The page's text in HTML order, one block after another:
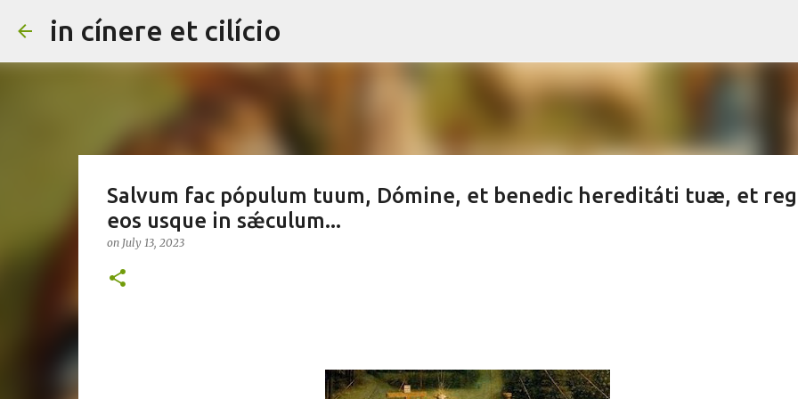
in cínere et cilício
Salvum fac pópulum tuum, Dómine, et benedic hereditáti tuæ, et
eos usque in sǽculum...
on July 13, 2023